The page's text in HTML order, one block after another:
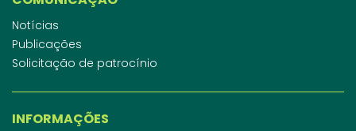
Notícias
Publicações
Solicitação de patrocínio
INFORMAÇÕES